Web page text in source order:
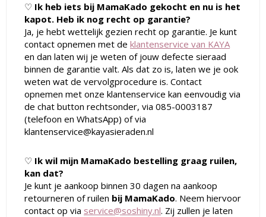
♡ Ik heb iets bij MamaKado gekocht en nu is het
kapot. Heb ik nog recht op garantie?
Ja, je hebt wettelijk gezien recht op garantie. Je kunt
contact opnemen met de klantenservice van KAYA
en dan laten wij je weten of jouw defecte sieraad
binnen de garantie valt. Als dat zo is, laten we je ook
weten wat de vervolgprocedure is. Contact
opnemen met onze klantenservice kan eenvoudig via
de chat button rechtsonder, via 085-0003187
(telefoon en WhatsApp) of via
klantenservice@kayasieraden.nl
♡ Ik wil mijn MamaKado bestelling graag ruilen,
kan dat?
Je kunt je aankoop binnen 30 dagen na aankoop
retourneren of ruilen bij MamaKado. Neem hiervoor
contact op via service@soshiny.nl. Zij zullen je laten